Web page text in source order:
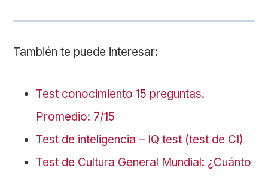
También te puede interesar:
Test conocimiento 15 preguntas.
Promedio: 7/15
Test de inteligencia – IQ test (test de CI)
Test de Cultura General Mundial: ¿Cuánto